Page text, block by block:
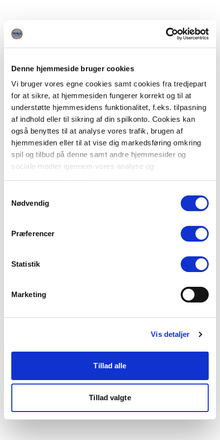
Denne hjemmeside bruger cookies
Vi bruger vores egne cookies samt cookies fra tredjepart
for at sikre, at hjemmesiden fungerer korrekt og til at
understøtte hjemmesidens funktionalitet, f.eks. tilpasning
af indhold eller til sikring af din spilkonto. Cookies kan
også benyttes til at analyse vores trafik, brugen af
hjemmesiden eller til at vise dig markedsføring omkring
spil og tilbud på denne samt andre hjemmesider og
sociale medier igennem vores analyse og
Du kan læse mere om vores brug af cookies under
"Detaljer" eller ved at klikke videre til vores Cookiepolitik,
Nødvendig
Præferencer
Statistik
Marketing
Vis detaljer
Tillad alle
Tillad valgte